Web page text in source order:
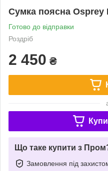
Сумка поясна Osprey
Готово до відправки
Роздріб
2 450 ₴
Що таке купити з
Замовлення під